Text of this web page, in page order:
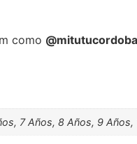
como @mitutucordoba
7 Años, 8 Años, 9 Años,